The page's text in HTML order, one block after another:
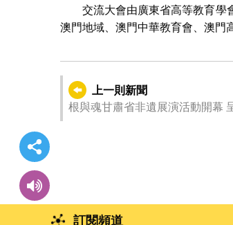
交流大會由廣東省高等教育學
澳門地域、澳門中華教育會、澳門
上一則新聞
根與魂甘肅省非遺展演活動開幕
訂閱頻道